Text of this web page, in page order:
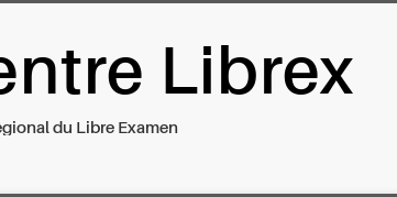
Libre ExamenLibrex
du Libre Examen